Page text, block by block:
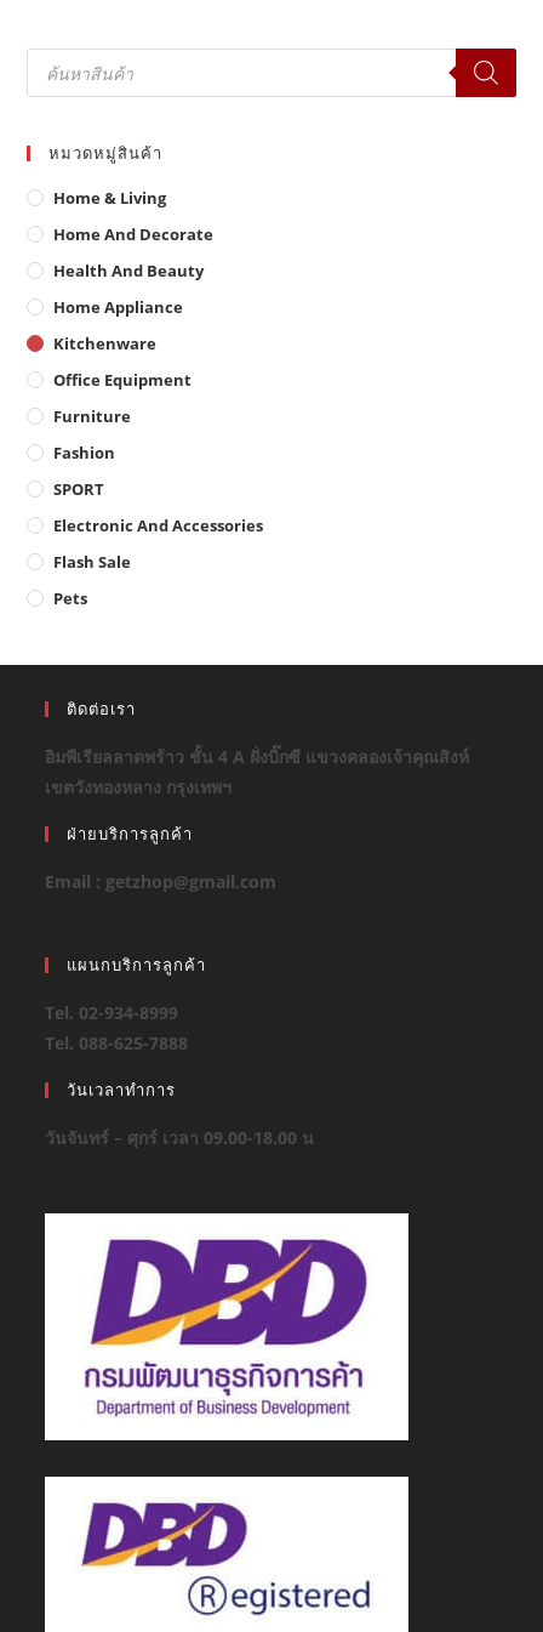
Products
search
หมวดหมู่สินค้า
Home & Living
Home And Decorate
Health And Beauty
Home Appliance
Kitchenware
Office Equipment
Furniture
Fashion
SPORT
Electronic And Accessories
Flash Sale
Pets
ติดต่อเรา
อิมพีเรียลลาดพร้าว ชั้น 4 A ฝั่งบิ๊กซี แขวงคลองเจ้าคุณสิงห์
เขตวังทองหลาง กรุงเทพฯ
ฝ่ายบริการลูกค้า
Email : getzhop@gmail.com
แผนกบริการลูกค้า
Tel. 02-934-8999
Tel. 088-625-7888
วันเวลาทำการ
วันจันทร์ – ศุกร์ เวลา 09.00-18.00 น